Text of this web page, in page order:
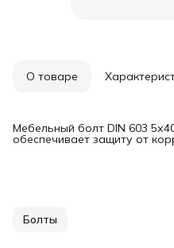
О товаре
Мебельный болт DIN 603
обеспечивает защиту от
Болты